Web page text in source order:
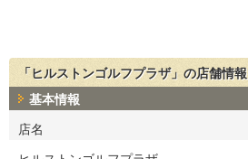
「ヒルストンゴルフプラザ」の店舗情報
基本情報
店名